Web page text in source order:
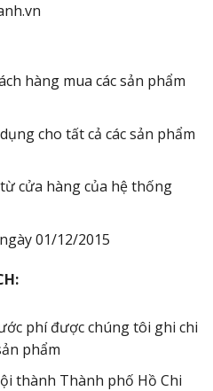
hàng mua các sản phẩm
cho tất cả các sản phẩm
cửa hàng của hệ thống
01/12/2015
phí được chúng tôi ghi chi
phẩm
thành Thành phố Hồ Chi